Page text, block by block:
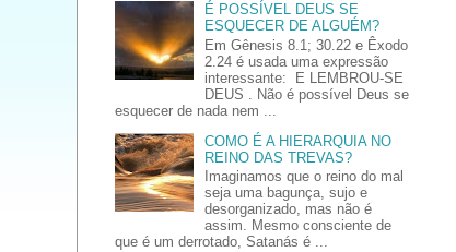
É POSSÍVEL DEUS SE
ESQUECER DE ALGUÉM?
Em Gênesis 8.1; 30.22 e Êxodo
2.24 é usada uma expressão
interessante: E LEMBROU-SE
DEUS . Não é possível Deus se
esquecer de nada nem ...
COMO É A HIERARQUIA NO
REINO DAS TREVAS?
Imaginamos que o reino do mal
seja uma bagunça, sujo e
desorganizado, mas não é
assim. Mesmo consciente de
que é um derrotado, Satanás é ...